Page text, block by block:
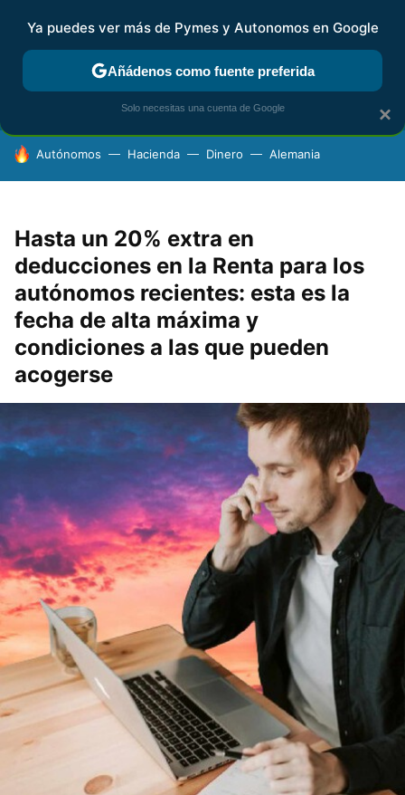
FISCALIDAD Y CONTABILIDAD KIT DIGITAL RENTA
HOY SE HABLA DE
Autónomos Hacienda Dinero Alemania
Hasta un 20% extra en
deducciones en la Renta para los
autónomos recientes: esta es la
fecha de alta máxima y
condiciones a las que pueden
acogerse
×
Ya puedes ver más de Pymes y Autonomos en Google
Añádenos como fuente preferida
Solo necesitas una cuenta de Google